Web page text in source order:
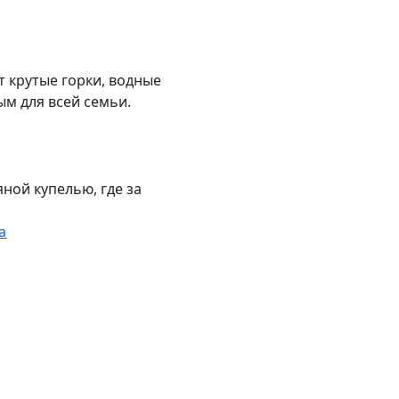
крутые горки, водные
для всей семьи.
купелью, где за